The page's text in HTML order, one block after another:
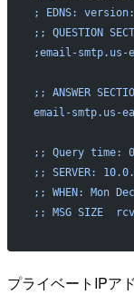
; EDNS:
;; QUESTION
;email-smtp.us-
;; ANSWER
email-smtp.us-
;; Query time: 0
;; SERVER:
;; WHEN: Mon
;; MSG SIZE
プライベートIPア